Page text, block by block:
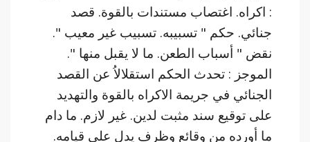
: اكراه. اغتصاب مستندات بالقوة. قصد
جنائي. حكم " تسبيبه. تسبيب غير معيب ".
نقض " أسباب الطعن. ما لا يقبل منها ".
الموجز : تحدث الحكم استقلالاُ عن القصد
الجنائي في جريمة الاكراه بالقوة والتهديد
على توقيع سند مثبت لدين. غير لازم. ما دام
ما أورده من وقائع وظرف يدل على قيامه.